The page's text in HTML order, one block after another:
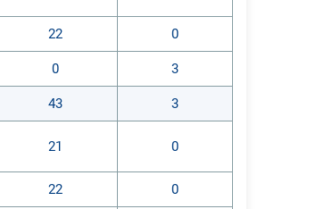
22 0
0 3
43 3
21 0
22 0